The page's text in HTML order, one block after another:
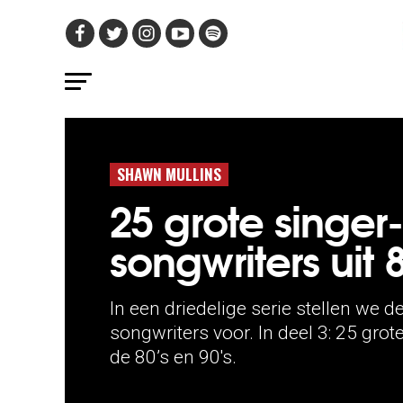
SHAWN MULLINS
25 grote singer-
songwriters uit
In een driedelige serie stellen we
songwriters voor. In deel 3: 25
de 80’s en 90's.